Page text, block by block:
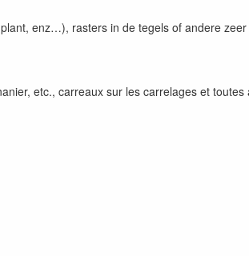
enz…), rasters in de tegels of andere
etc., carreaux sur les carrelages et